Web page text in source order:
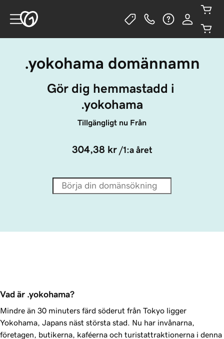
.yokohama domännamn
Gör dig hemmastadd i
.yokohama
Tillgängligt nu Från
304,38 kr /1:a året
Vad är .yokohama?
Mindre än 30 minuters färd söderut från Tokyo ligger
Yokohama, Japans näst största stad. Nu har invånarna,
företagen, butikerna, kaféerna och turistattraktionerna i denna